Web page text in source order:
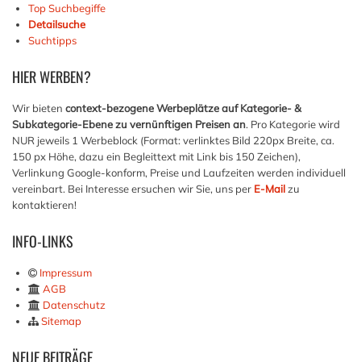
Top Suchbegiffe
Detailsuche
Suchtipps
HIERWERBEN?
Wir bieten context-bezogene Werbeplätze auf Kategorie- &
Subkategorie-Ebene zu vernünftigen Preisen an. Pro Kategorie wird
NUR jeweils 1 Werbeblock (Format: verlinktes Bild 220px Breite, ca.
150 px Höhe, dazu ein Begleittext mit Link bis 150 Zeichen),
Verlinkung Google-konform, Preise und Laufzeiten werden individuell
vereinbart. Bei Interesse ersuchen wir Sie, uns per E-Mailzu
kontaktieren!
INFO-LINKS
Impressum
AGB
Datenschutz
Sitemap
NEUEBEITRÄGE